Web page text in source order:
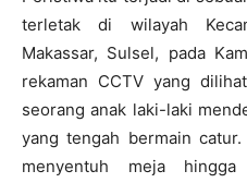
terletak di wilayah
Makassar, Sulsel, pada
rekaman CCTV yang
seorang anak laki-laki
yang tengah bermain
menyentuh meja